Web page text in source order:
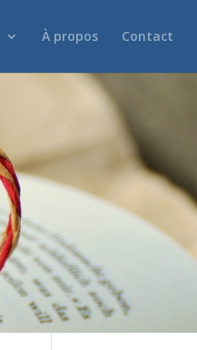
À propos Contact